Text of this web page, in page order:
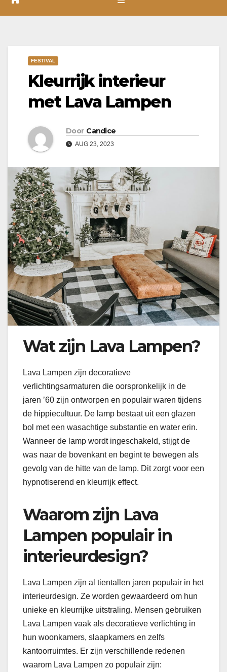
FESTIVAL
Kleurrijk interieur
met Lava Lampen
Door Candice
AUG 23, 2023
Wat zijn Lava Lampen?
Lava Lampen zijn decoratieve
verlichtingsarmaturen die oorspronkelijk in de
jaren ’60 zijn ontworpen en populair waren tijdens
de hippiecultuur. De lamp bestaat uit een glazen
bol met een wasachtige substantie en water erin.
Wanneer de lamp wordt ingeschakeld, stijgt de
was naar de bovenkant en begint te bewegen als
gevolg van de hitte van de lamp. Dit zorgt voor een
hypnotiserend en kleurrijk effect.
Waarom zijn Lava
Lampen populair in
interieurdesign?
Lava Lampen zijn al tientallen jaren populair in het
interieurdesign. Ze worden gewaardeerd om hun
unieke en kleurrijke uitstraling. Mensen gebruiken
Lava Lampen vaak als decoratieve verlichting in
hun woonkamers, slaapkamers en zelfs
kantoorruimtes. Er zijn verschillende redenen
waarom Lava Lampen zo populair zijn: